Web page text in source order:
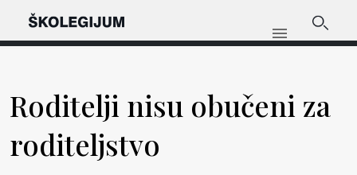
Roditelji nisu obučeni za
roditeljstvo